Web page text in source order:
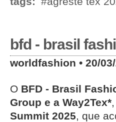
bfd - brasil
worldfashion • 20/
O BFD - Brasil
Group e a Way2Tex*
Summit 2025, que